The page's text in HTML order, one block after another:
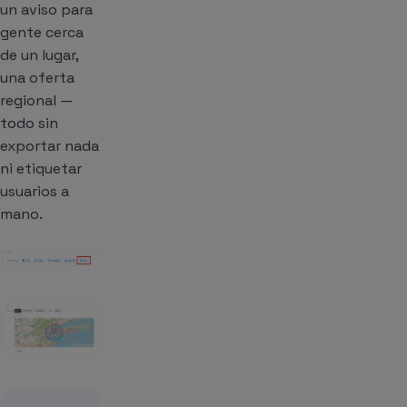
un aviso para
gente cerca
de un lugar,
una oferta
regional —
todo sin
exportar nada
ni etiquetar
usuarios a
mano.